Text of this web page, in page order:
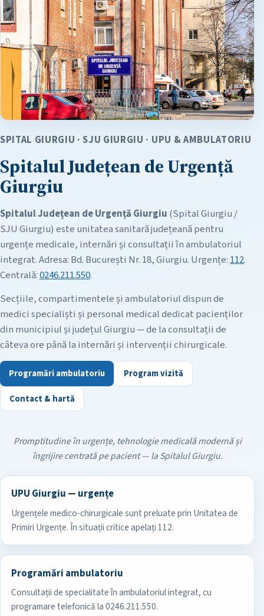
SPITAL GIURGIU · SJU GIURGIU · UPU & AMBULATORIU
Spitalul Județean de Urgență
Giurgiu
Spitalul Județean de Urgență Giurgiu (Spital Giurgiu /
SJU Giurgiu) este unitatea sanitară județeană pentru
urgențe medicale, internări și consultații în ambulatoriul
integrat. Adresa: Bd. București Nr. 18, Giurgiu. Urgențe: 112.
Centrală:0246.211.550.
Secțiile, compartimentele și ambulatoriul dispun de
medici specialiști și personal medical dedicat pacienților
din municipiul și județul Giurgiu — de la consultații de
câteva ore până la internări și intervenții chirurgicale.
Programări ambulatoriu Program vizită
Contact & hartă
Promptitudine în urgențe, tehnologie medicală modernă și
îngrijire centrată pe pacient — la Spitalul Giurgiu.
UPU Giurgiu — urgențe
Urgențele medico-chirurgicale sunt preluate prin Unitatea de
Primiri Urgențe. În situații critice apelați 112.
Programări ambulatoriu
Consultații de specialitate în ambulatoriul integrat, cu
programare telefonică la 0246.211.550.